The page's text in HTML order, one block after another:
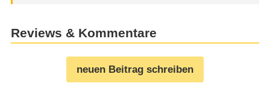
Reviews & Kommentare
neuen Beitrag schreiben